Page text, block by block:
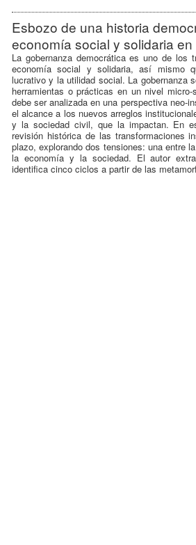
Esbozo de una historia
economía social y solidaria en
La gobernanza democrática es uno de los
economía social y solidaria, así mismo
lucrativo y la utilidad social. La gobernanza
herramientas o prácticas en un nivel
debe ser analizada en una perspectiva neo-
el alcance a los nuevos arreglos
y la sociedad civil, que la impactan. En
revisión histórica de las transformaciones
plazo, explorando dos tensiones: una entre
la economía y la sociedad. El autor
identifica cinco ciclos a partir de las